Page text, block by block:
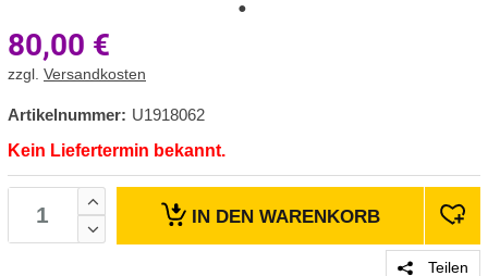
80,00 €
zzgl. Versandkosten
Artikelnummer: U1918062
Kein Liefertermin bekannt.
IN DEN WARENKORB
Teilen